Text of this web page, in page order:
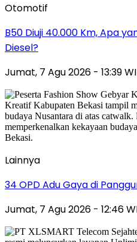
Otomotif
B50 Diuji 40.000 Km, Apa
Diesel?
Jumat, 7 Agu 2026 - 13:39
Lainnya
34 OPD Adu Gaya di
Jumat, 7 Agu 2026 - 12:46